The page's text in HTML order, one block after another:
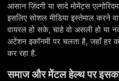
आसान ज़िंदगी या सादे मोमेंट्स
इसलिए सोशल मीडिया इस्तेमाल करने
वायरल हो सके, चाहे वो असली हो या
अटेंशन इकॉनमी पर चलता है, जहाँ हर
कर रहा है.
समाज और मेंटल हेल्थ पर